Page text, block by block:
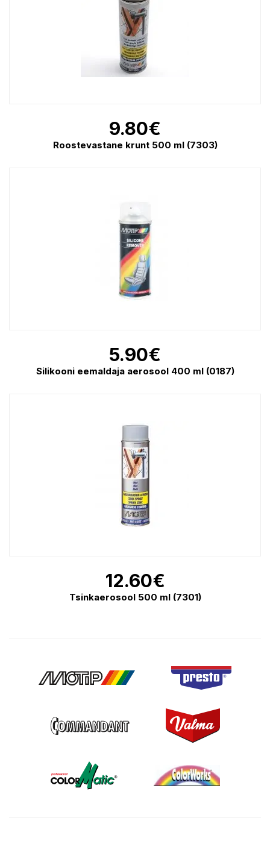
9.80€
Roostevastane krunt 500 ml (7303)
5.90€
Silikooni eemaldaja aerosool 400 ml (0187)
12.60€
Tsinkaerosool 500 ml (7301)